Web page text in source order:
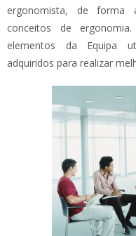
ergonomista, de forma
conceitos de
elementos da Equipa
adquiridos para realizar